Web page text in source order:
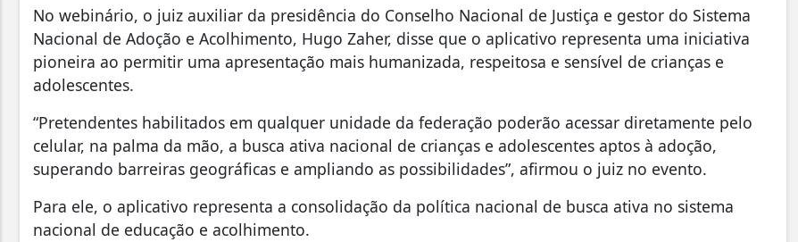
No webinário, o juiz auxiliar da presidência do Conselho Nacional de Justiça e gestor do Sistema
Nacional de Adoção e Acolhimento, Hugo Zaher, disse que o aplicativo representa uma iniciativa
pioneira ao permitir uma apresentação mais humanizada, respeitosa e sensível de crianças e
adolescentes.
“Pretendentes habilitados em qualquer unidade da federação poderão acessar diretamente pelo
celular, na palma da mão, a busca ativa nacional de crianças e adolescentes aptos à adoção,
superando barreiras geográficas e ampliando as possibilidades”, afirmou o juiz no evento.
Para ele, o aplicativo representa a consolidação da política nacional de busca ativa no sistema
nacional de educação e acolhimento.